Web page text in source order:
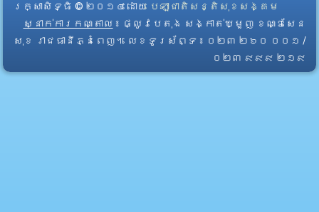
រក្សាសិទ្ធិ © ២០១៤ ដោយ​ បេឡាជាតិសន្តិសុខសង្គម
ស្នាក់ការកណ្តាល ៖ ផ្លូវបេតុង សង្កាត់ឃ្មួញ ខណ្ឌសែន
សុខ រាជធានីភ្នំពេញ។ លេខទូរស័ព្ទ ៖ ០២៣ ២៦០ ០០១ /
០២៣ ៩៩៩ ២១៩